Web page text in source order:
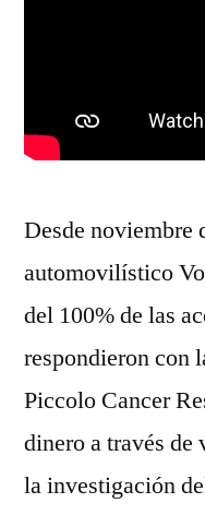
Desde noviembre
automovilístico
del 100% de las
respondieron con
Piccolo Cancer
dinero a través de
la investigación